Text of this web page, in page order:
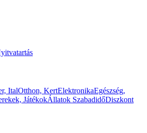
ItalOtthon, KertElektronikaEgészség,
JátékokÁllatok SzabadidőDiszkont